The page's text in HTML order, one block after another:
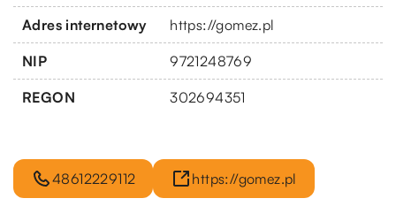
Adres internetowy https://gomez.pl
NIP 9721248769
REGON 302694351
48612229112 https://gomez.pl